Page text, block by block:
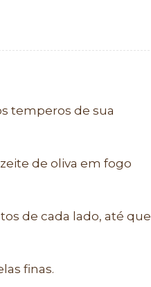
temperos de sua
de oliva em fogo
de cada lado, até que
finas.